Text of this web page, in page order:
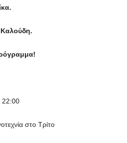
22:00
στο Τρίτο